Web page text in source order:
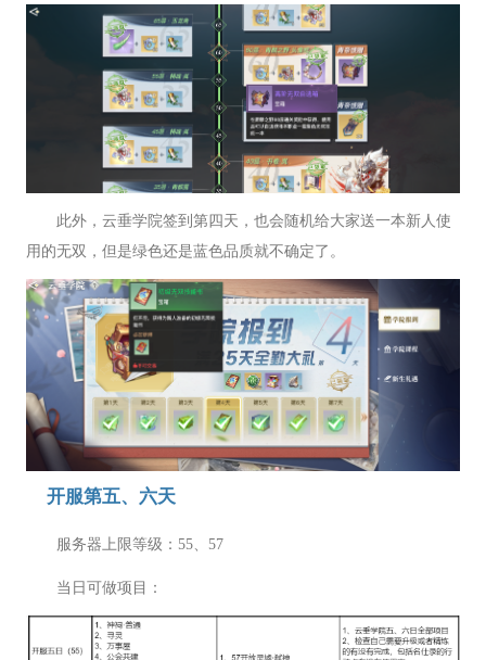
此外，云垂学院签到第四天，也会随机给大家送一本新人使
用的无双，但是绿色还是蓝色品质就不确定了。
开服第五、六天
服务器上限等级：55、57
当日可做项目：